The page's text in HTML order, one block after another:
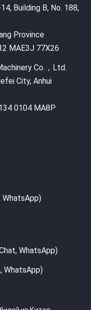
Building B, No. 188,
Province
MAE3J 77X26
Co.，Ltd.
City, Anhui
0104 MA8P
WhatsApp)
WhatsApp)